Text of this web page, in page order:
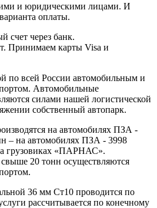
и юридическими лицами. И
оплаты.
счет через банк.
Принимаем карты Visa и
по всей России автомобильным и
Автомобильные
силами нашей логистической
собственный автопарк.
на автомобилях ПЗА -
– на автомобилях ПЗА - 3998
грузовиках «ПАРНАС».
20 тонн осуществляются
36 мм Ст10 проводится по
рассчитывается по конечному